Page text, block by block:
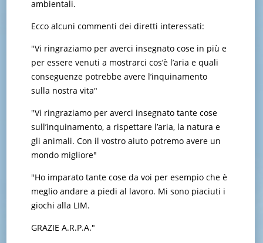
ambientali.
Ecco alcuni commenti dei diretti interessati:
"Vi ringraziamo per averci insegnato cose in più e
per essere venuti a mostrarci cos’è l’aria e quali
conseguenze potrebbe avere l’inquinamento
sulla nostra vita"
"Vi ringraziamo per averci insegnato tante cose
sull’inquinamento, a rispettare l’aria, la natura e
gli animali. Con il vostro aiuto potremo avere un
mondo migliore"
"Ho imparato tante cose da voi per esempio che è
meglio andare a piedi al lavoro. Mi sono piaciuti i
giochi alla LIM.
GRAZIE A.R.P.A."